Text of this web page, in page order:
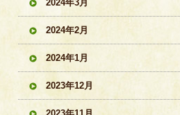
2024年3月
2024年2月
2024年1月
2023年12月